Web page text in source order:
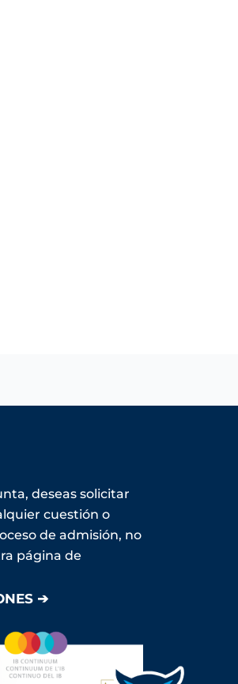
deseas solicitar
cuestión o
de admisión, no
página de
➔